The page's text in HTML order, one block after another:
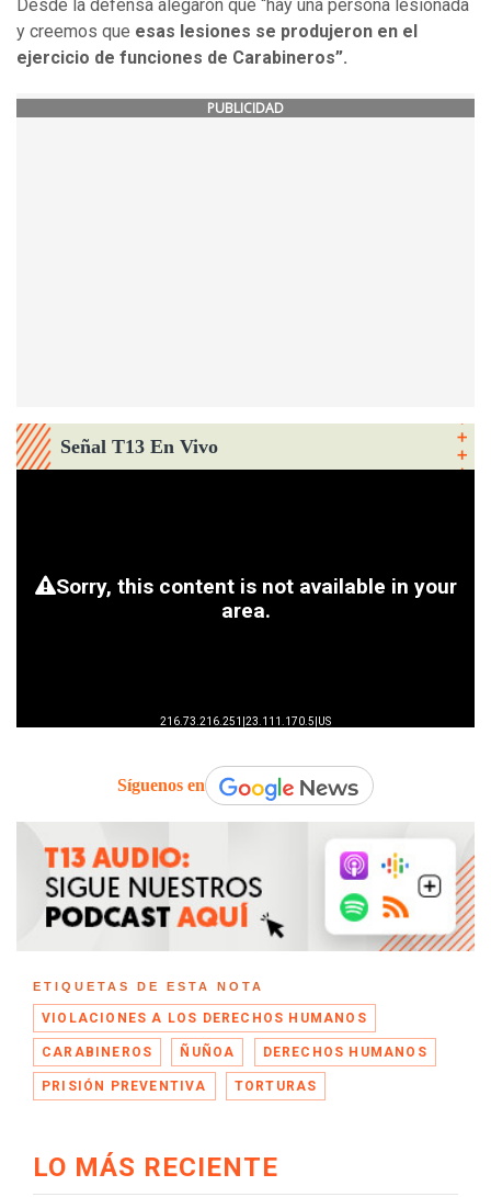
Desde la defensa alegaron que “hay una persona lesionada
y creemos que esas lesiones se produjeron en el
ejercicio de funciones de Carabineros”.
PUBLICIDAD
Señal T13 En Vivo
Síguenos en
ETIQUETAS DE ESTA NOTA
VIOLACIONES A LOS DERECHOS HUMANOS
CARABINEROS ÑUÑOA DERECHOS HUMANOS
PRISIÓN PREVENTIVA TORTURAS
LO MÁS RECIENTE